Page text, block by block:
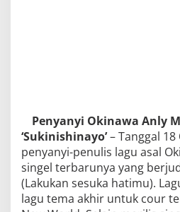
Penyanyi Okinawa Anly
‘Sukinishinayo’– Tanggal
penyanyi-penulis lagu asal
singel terbarunya yang
(Lakukan sesuka hatimu).
lagu tema akhir untuk cour